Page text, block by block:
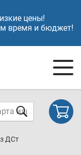
цены!
время и бюджет!
ДСт